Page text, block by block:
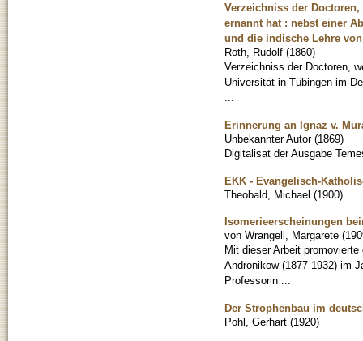
Verzeichniss der
ernannt hat : nebst einer
und die indische Lehre
Roth, Rudolf (1860)
Verzeichniss der Doctoren,
Universität in Tübingen im
Erinnerung an Ignaz v.
Unbekannter Autor (1869)
Digitalisat der Ausgabe
EKK - Evangelisch-
Theobald, Michael (1900)
Isomerieerscheinungen
von Wrangell, Margarete (
Mit dieser Arbeit
Andronikow (1877-1932) im
Professorin ...
Der Strophenbau im
Pohl, Gerhart (1920)